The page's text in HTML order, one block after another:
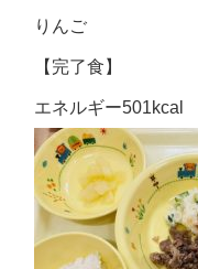
りんご
【完了食】
エネルギー